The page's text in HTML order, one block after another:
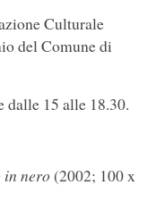
Culturale
del Comune di
15 alle 18.30.
nero(2002; 100 x